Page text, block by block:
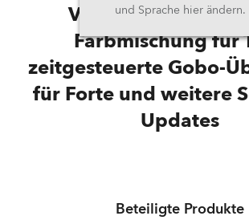
und Sprache hier ändern.
Verbesserungen
Farbmischung für
zeitgesteuerte Gobo-
für Forte und weitere
Updates
Beteiligte Produkte